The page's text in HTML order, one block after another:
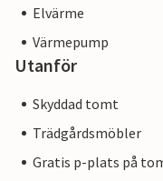
Elvärme
Värmepump
Utanför
Skyddad tomt
Trädgårdsmöbler
Gratis p-plats på